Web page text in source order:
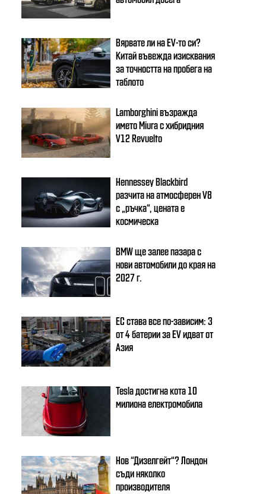
Вярвате ли на EV-то си?
Китай въвежда изисквания
за точността на пробега на
таблото
Lamborghini възражда
името Miura с хибридния
V12 Revuelto
Hennessey Blackbird
разчита на атмосферен V8
с „ръчка“, цената е
космическа
BMW ще залее пазара с
нови автомобили до края на
2027 г.
ЕС става все по-зависим: 3
от 4 батерии за EV идват от
Азия
Tesla достигна кота 10
милиона електромобила
Нов “Дизелгейт“? Лондон
съди няколко
производителя